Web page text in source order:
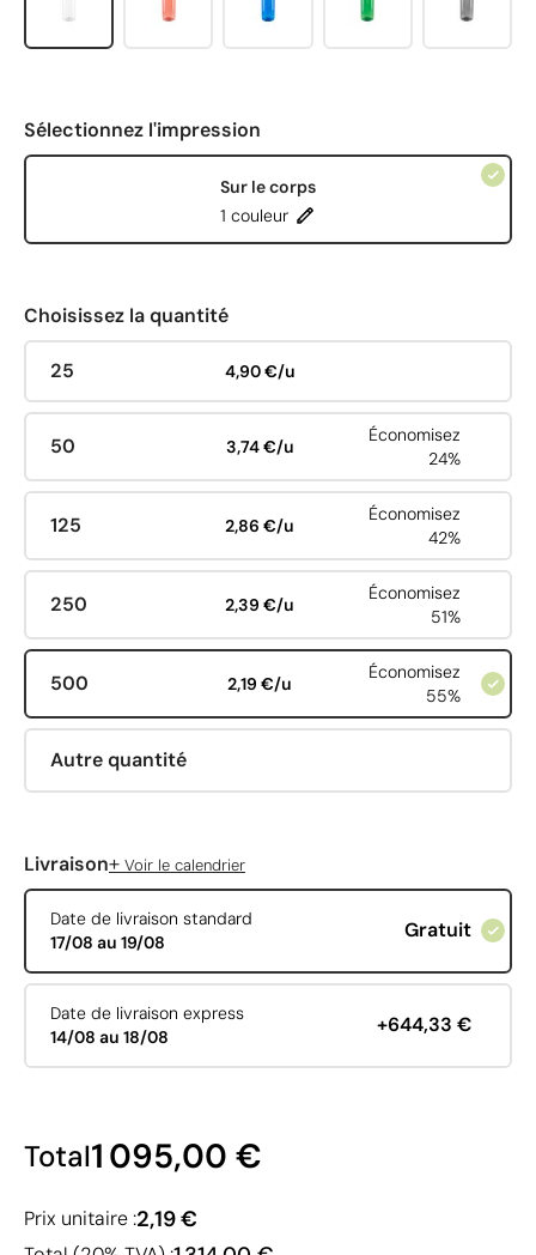
Sélectionnez l'impression
Sur le corps
1 couleur
Choisissez la quantité
25 4,90 €/u
50 3,74 €/u
Économisez
24%
125 2,86 €/u
Économisez
42%
250 2,39 €/u
Économisez
51%
500 2,19 €/u
Économisez
55%
Autre quantité
Livraison+ Voir le calendrier
Date de livraison standard
17/08 au 19/08
Gratuit
Date de livraison express
14/08 au 18/08
+644,33 €
Total1 095,00 €
Prix unitaire :2,19 €